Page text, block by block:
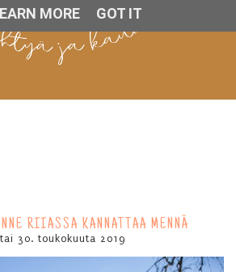
RIIASSA KANNATTAA MENNÄ
30. toukokuuta 2019
MORE GOT IT